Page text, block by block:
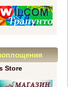
Store